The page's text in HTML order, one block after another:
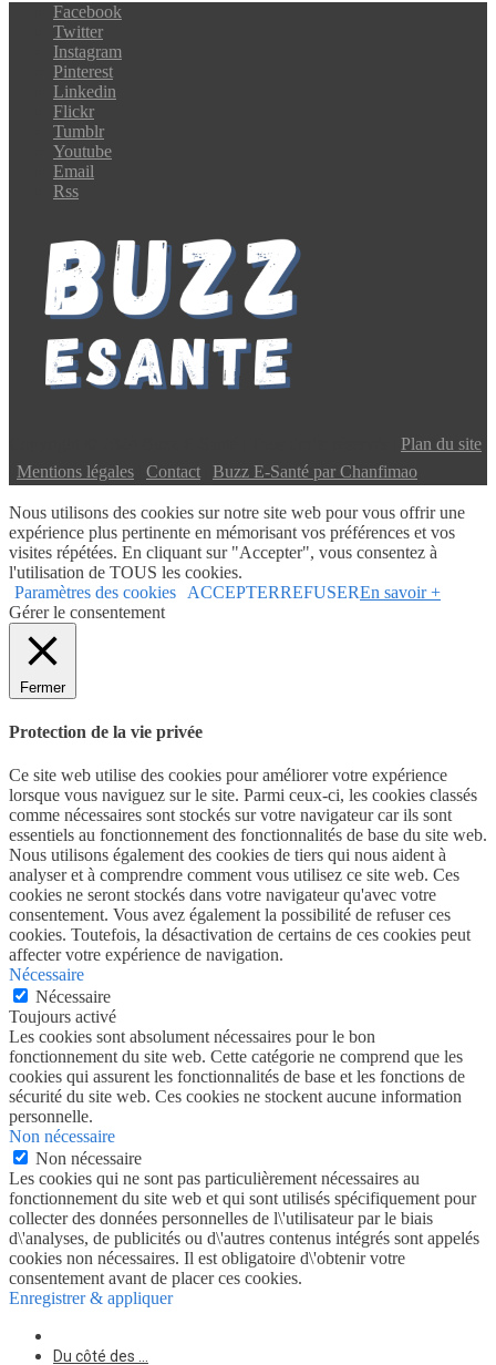
Facebook
Twitter
Instagram
Pinterest
Linkedin
Flickr
Tumblr
Youtube
Email
Rss
Plan du site
Mentions légales Contact Buzz E-Santé par Chanfimao
Nous utilisons des cookies sur notre site web pour vous offrir une
expérience plus pertinente en mémorisant vos préférences et vos
visites répétées. En cliquant sur "Accepter", vous consentez à
l'utilisation de TOUS les cookies.
Paramètres des cookies
ACCEPTERREFUSEREn savoir +
Gérer le consentement
Fermer
Protection de la vie privée
Ce site web utilise des cookies pour améliorer votre expérience
lorsque vous naviguez sur le site. Parmi ceux-ci, les cookies classés
comme nécessaires sont stockés sur votre navigateur car ils sont
essentiels au fonctionnement des fonctionnalités de base du site web.
Nous utilisons également des cookies de tiers qui nous aident à
analyser et à comprendre comment vous utilisez ce site web. Ces
cookies ne seront stockés dans votre navigateur qu'avec votre
consentement. Vous avez également la possibilité de refuser ces
cookies. Toutefois, la désactivation de certains de ces cookies peut
affecter votre expérience de navigation.
Nécessaire
Nécessaire
Toujours activé
Les cookies sont absolument nécessaires pour le bon
fonctionnement du site web. Cette catégorie ne comprend que les
cookies qui assurent les fonctionnalités de base et les fonctions de
sécurité du site web. Ces cookies ne stockent aucune information
personnelle.
Non nécessaire
Non nécessaire
Les cookies qui ne sont pas particulièrement nécessaires au
fonctionnement du site web et qui sont utilisés spécifiquement pour
collecter des données personnelles de l\'utilisateur par le biais
d\'analyses, de publicités ou d\'autres contenus intégrés sont appelés
cookies non nécessaires. Il est obligatoire d\'obtenir votre
consentement avant de placer ces cookies.
Enregistrer & appliquer
Du côté des …